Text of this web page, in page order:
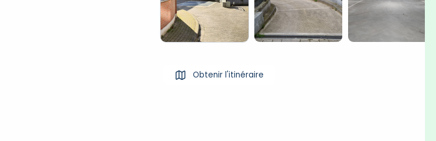
Obtenir l'itinéraire